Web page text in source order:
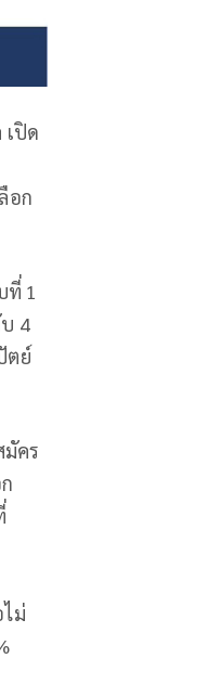
ปิด
อก
ที่ 1
4
ตย์
คร
ม่